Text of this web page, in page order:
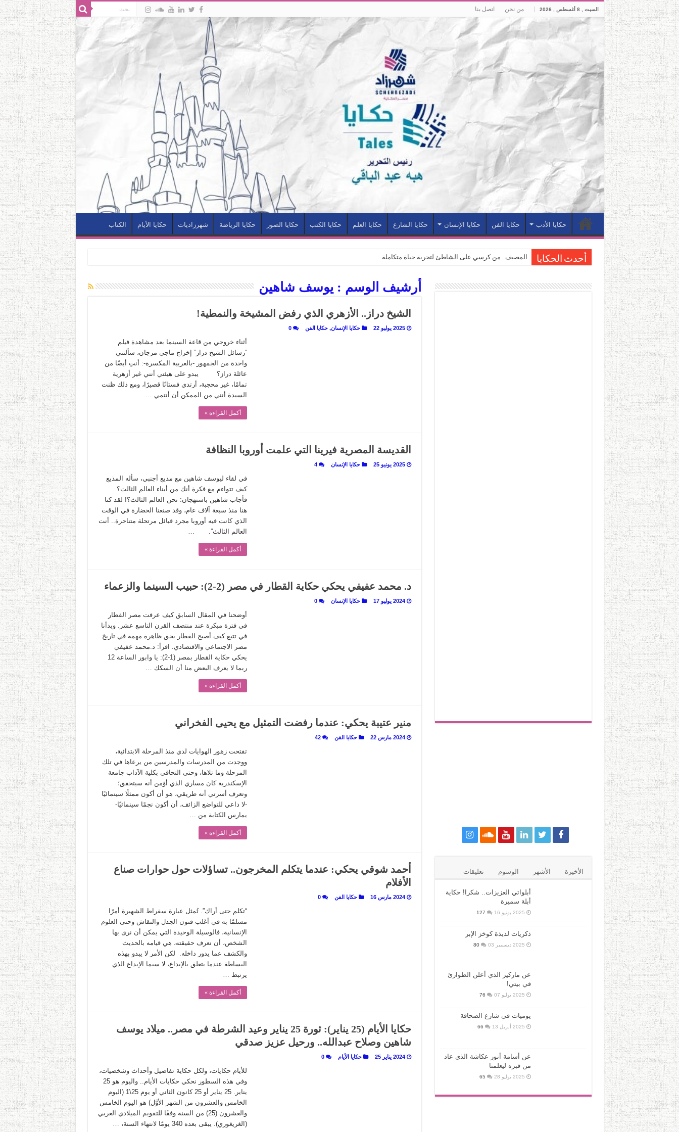
السبت , 8 أغسطس , 2026 من نحن اتصل بنا
حكايا الأدب حكايا الفن حكايا الإنسان حكايا الشارع حكايا العلم حكايا الكتب حكايا الصور حكايا الرياضة شهرزاديات حكايا الأيام الكتاب
أحدث الحكايا المصيف.. من كرسي على الشاطئ لتجربة حياة متكاملة
القاهرة «ألف ليلة وليلة».. كيف يتحول المكان إلى بطل في روايات مريم عبد العزيز؟ (الجزء الأول)
عوالم منصورة عز الدين.. حين يصبح الزمن بطل الرواية
الطعام في الحضارة الإسلامية.. تاريخ يُقرأ بالنكهات
أرشيف الوسم : يوسف شاهين
الشيخ دراز.. الأزهري الذي رفض المشيخة والنمطية!
2025 يوليو 22 حكايا الإنسان,حكايا الفن 0
أثناء خروجي من قاعة السينما بعد مشاهدة فيلم
“رسائل الشيخ دراز” إخراج ماجي مرجان، سألتني
واحدة من الجمهور -بالعربية المكسرة-: أنتِ أيضًا من
عائلة دراز؟ يبدو على هيئتي أنني غير أزهرية
تمامًا، غير محجبة، أرتدي فستانًا قصيرًا، ومع ذلك ظنت
السيدة أنني من الممكن أن أنتمي …
أكمل القراءة »
القديسة المصرية فيرينا التي علمت أوروبا النظافة
2025 يونيو 25 حكايا الإنسان 4
في لقاء ليوسف شاهين مع مذيع أجنبي، سأله المذيع
كيف تتواءم مع فكرة أنك من أبناء العالم الثالث؟
فأجاب شاهين باستهجان: نحن العالم الثالث؟! لقد كنا
هنا منذ سبعة آلاف عام، وقد صنعنا الحضارة في الوقت
الذي كانت فيه أوروبا مجرد قبائل مرتحلة متناحرة.. أنت
العالم الثالث”. …
أكمل القراءة »
د. محمد عفيفي يحكي حكاية القطار في مصر (2-2): حبيب السينما والزعماء
2024 يوليو 17 حكايا الإنسان 0
أوضحنا في المقال السابق كيف عرفت مصر القطار
في فترة مبكرة عند منتصف القرن التاسع عشر. وبدأنا
في تتبع كيف أصبح القطار بحق ظاهرة مهمة في تاريخ
مصر الاجتماعي والاقتصادي. اقرأ: د.محمد عفيفي
ربما لا يعرف البعض منا أن السكك …
أكمل القراءة »
منير عتيبة يحكي: عندما رفضت التمثيل مع يحيى الفخراني
2024 مارس 22 حكايا الفن 42
تفتحت زهور الهوايات لدي منذ المرحلة الابتدائية،
ووجدت من المدرسات والمدرسين من يرعاها في تلك
المرحلة وما تلاها، وحتى التحاقي بكلية الآداب جامعة
الإسكندرية كان مساري الذي أؤمن أنه سيتحقق؛
وتعرف أسرتي أنه طريقي، هو أن أكون ممثلًا سينمائيًا
-لا داعي للتواضع الزائف، أن أكون نجمًا سينمائيًا-
يمارس الكتابة من …
أكمل القراءة »
أحمد شوقي يحكي: عندما يتكلم المخرجون.. تساؤلات حول حوارات صناع
الأفلام
2024 مارس 16 حكايا الفن 0
“تكلم حتى أراك”. تُمثل عبارة سقراط الشهيرة أمرًا
مسلمًا به في أغلب فنون الجدل والنقاش وحتى العلوم
الإنسانية، فالوسيلة الوحيدة التي يمكن أن نرى بها
الشخص، أن نعرف حقيقته، هي قيامه بالحديث
والكشف عما يدور داخله. لكن الأمر لا يبدو بهذه
البساطة عندما يتعلق بالإبداع، لا سيما الإبداع الذي
يرتبط …
أكمل القراءة »
حكايا الأيام (25 يناير): ثورة 25 يناير وعيد الشرطة في مصر.. ميلاد يوسف
شاهين وصلاح عبدالله.. ورحيل عزيز صدقي
2024 يناير 25 حكايا الأيام 0
للأيام حكايات، ولكل حكاية تفاصيل وأحداث وشخصيات،
وفي هذه السطور نحكي حكايات الأيام.. واليوم هو 25
يناير. 25 يناير أو 25 كانون الثاني أو يوم 25\1 (اليوم
الخامس والعشرون من الشهر الأوَّل) هو اليوم الخامس
والعشرون (25) من السنة وفقًا للتقويم الميلادي الغربي
(الغريغوري). يبقى بعده 340 يومًا لانتهاء السنة، …
الأخيرة الأشهر الوسوم تعليقات
أبلواتي العزيزات.. شكرا! حكاية
أبلة سميرة
2025 يونيو 16 127
ذكريات لذيذة كوخز الإبر
2025 ديسمبر 03 80
عن ماركيز الذي أعلن الطوارئ
في بيتي!
2025 يوليو 07 76
يوميات في شارع الصحافة
2025 أبريل 13 66
عن أسامة أنور عكاشة الذي عاد
من قبره ليعلمنا
2025 يوليو 28 65